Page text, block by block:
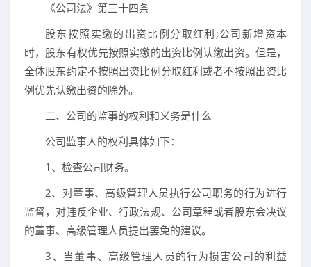
《公司法》第三十四条
股东按照实缴的出资比例分取红利;公司新增资本
时，股东有权优先按照实缴的出资比例认缴出资。但是，
全体股东约定不按照出资比例分取红利或者不按照出资比
例优先认缴出资的除外。
二、公司的监事的权利和义务是什么
公司监事人的权利具体如下：
1、检查公司财务。
2、对董事、高级管理人员执行公司职务的行为进行
监督，对违反企业、行政法规、公司章程或者股东会决议
的董事、高级管理人员提出罢免的建议。
3、当董事、高级管理人员的行为损害公司的利益